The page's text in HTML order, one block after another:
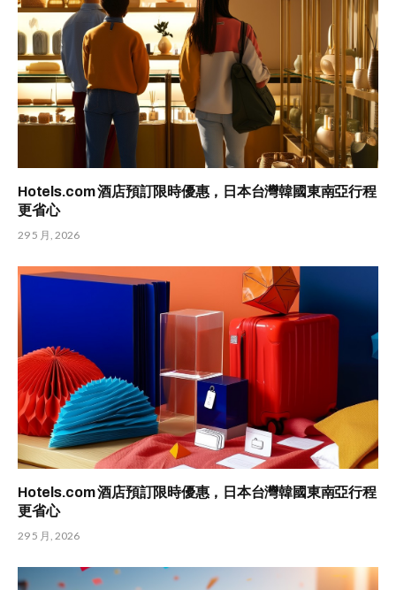
Hotels.com 酒店預訂限時優惠，日本台灣韓國東南亞行程
更省心
29 5 月, 2026
Hotels.com 酒店預訂限時優惠，日本台灣韓國東南亞行程
更省心
29 5 月, 2026